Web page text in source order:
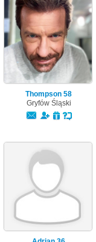
Thompson 58
Gryfów Śląski